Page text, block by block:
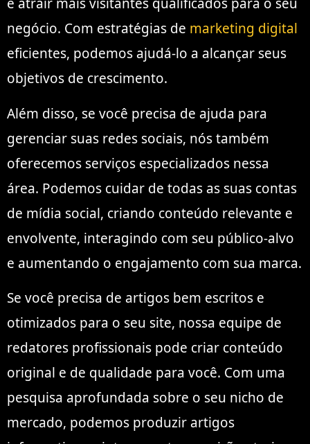
e atrair mais visitantes qualificados para o seu
negócio. Com estratégias de marketing digital
eficientes, podemos ajudá-lo a alcançar seus
objetivos de crescimento.
Além disso, se você precisa de ajuda para
gerenciar suas redes sociais, nós também
oferecemos serviços especializados nessa
área. Podemos cuidar de todas as suas contas
de mídia social, criando conteúdo relevante e
envolvente, interagindo com seu público-alvo
e aumentando o engajamento com sua marca.
Se você precisa de artigos bem escritos e
otimizados para o seu site, nossa equipe de
redatores profissionais pode criar conteúdo
original e de qualidade para você. Com uma
pesquisa aprofundada sobre o seu nicho de
mercado, podemos produzir artigos